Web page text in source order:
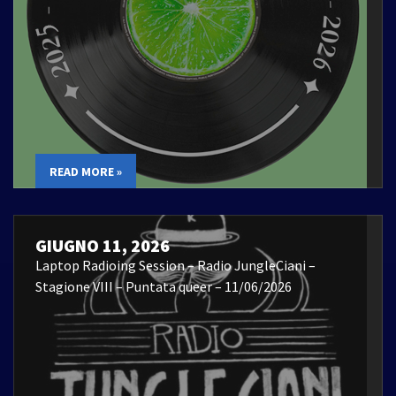
READ MORE »
GIUGNO 11, 2026
Laptop Radioing Session – Radio JungleCiani –
Stagione VIII – Puntata queer – 11/06/2026